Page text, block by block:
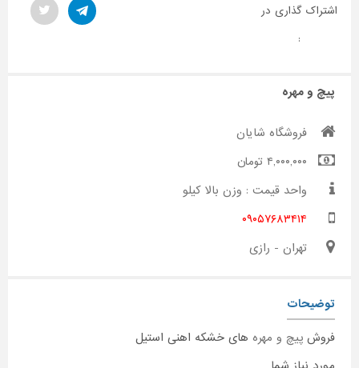
اشتراک گذاری در
:
پیچ و مهره
فروشگاه شایان
۴,۰۰۰,۰۰۰ تومان
واحد قیمت : وزن بالا کیلو
۰۹۰۵۷۶۸۳۴۱۴
تهران - رازی
توضیحات
فروش پیچ و مهره های خشکه اهنی استیل